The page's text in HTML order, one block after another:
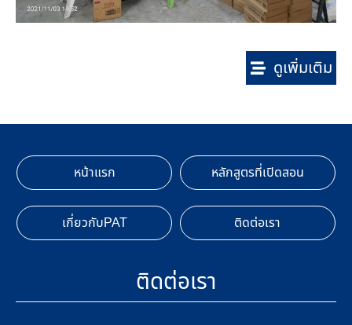
ดูเพิ่มเติม
หน้าแรก หลักสูตรที่เปิดสอน
เกี่ยวกับPAT ติดต่อเรา
ติดต่อเรา